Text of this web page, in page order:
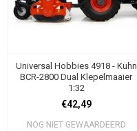
Universal Hobbies 4918 - Kuhn
BCR-2800 Dual Klepelmaaier
1:32
€42,49
NOG NIET GEWAARDEERD